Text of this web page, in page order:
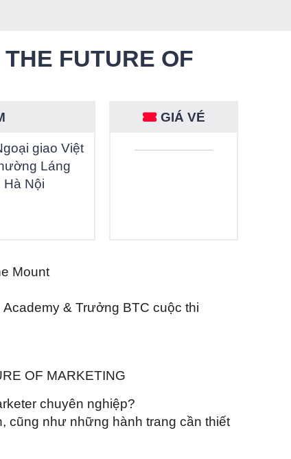
FUTURE OF
giao Việt
Láng
Nội
GIÁ VÉ
Mount
& Trưởng BTC cuộc thi
OF MARKETING
chuyên nghiệp?
cũng như những hành trang cần thiết